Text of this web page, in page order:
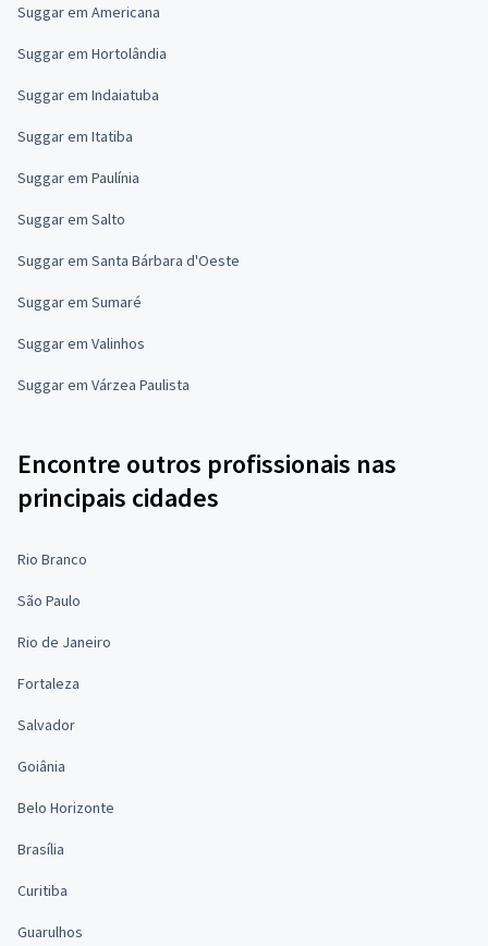
Suggar em Americana
Suggar em Hortolândia
Suggar em Indaiatuba
Suggar em Itatiba
Suggar em Paulínia
Suggar em Salto
Suggar em Santa Bárbara d'Oeste
Suggar em Sumaré
Suggar em Valinhos
Suggar em Várzea Paulista
Encontre outros profissionais nas
principais cidades
Rio Branco
São Paulo
Rio de Janeiro
Fortaleza
Salvador
Goiânia
Belo Horizonte
Brasília
Curitiba
Guarulhos